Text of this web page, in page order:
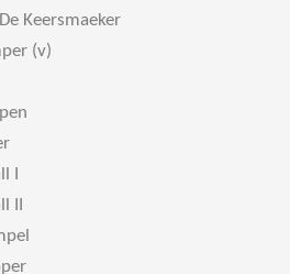
Keersmaeker
(v)
I
II